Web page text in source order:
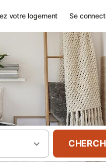
votre logement Se